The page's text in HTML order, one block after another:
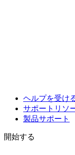
ヘルプを受け
サポートリソ
製品サポート
開始する